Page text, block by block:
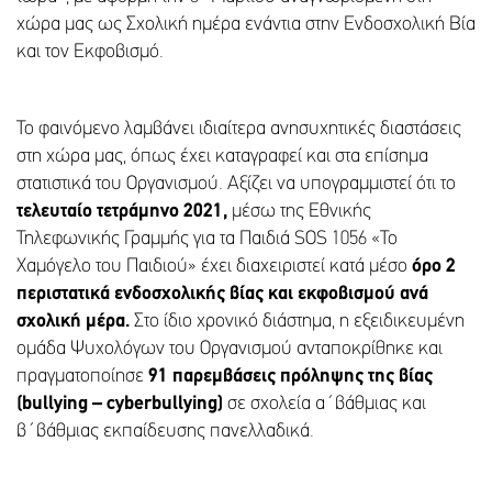
χώρα μας ως Σχολική ημέρα ενάντια στην Ενδοσχολική Βία
και τον Εκφοβισμό.
Το φαινόμενο λαμβάνει ιδιαίτερα ανησυχητικές διαστάσεις
στη χώρα μας, όπως έχει καταγραφεί και στα επίσημα
στατιστικά του Οργανισμού. Αξίζει να υπογραμμιστεί ότι το
τελευταίο τετράμηνο 2021, μέσω της Εθνικής
Τηλεφωνικής Γραμμής για τα Παιδιά SOS 1056 «Το
Χαμόγελο του Παιδιού» έχει διαχειριστεί κατά μέσο όρο 2
περιστατικά ενδοσχολικής βίας και εκφοβισμού ανά
σχολική μέρα. Στο ίδιο χρονικό διάστημα, η εξειδικευμένη
ομάδα Ψυχολόγων του Οργανισμού ανταποκρίθηκε και
πραγματοποίησε 91 παρεμβάσεις πρόληψης της βίας
(bullying – cyberbullying) σε σχολεία α΄βάθμιας και
β΄βάθμιας εκπαίδευσης πανελλαδικά.